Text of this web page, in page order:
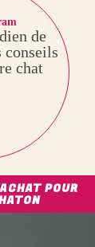
de
conseils
chat
POUR